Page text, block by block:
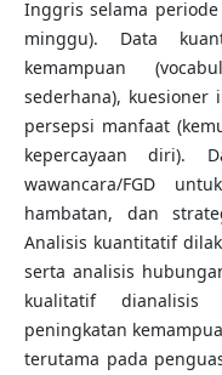
Inggris selama
minggu). Data
kemampuan
sederhana), kuesioner
persepsi manfaat
kepercayaan diri).
wawancara/FGD
hambatan, dan
Analisis kuantitatif
serta analisis
kualitatif dianalisis
peningkatan
terutama pada